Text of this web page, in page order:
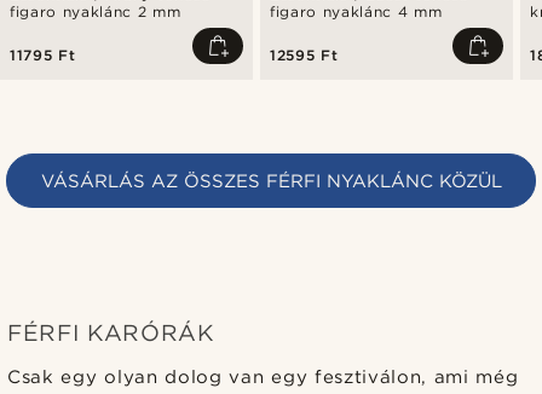
figaro nyaklánc 2 mm
11795 Ft
figaro nyaklánc 4 mm
12595 Ft
VÁSÁRLÁS AZ ÖSSZES FÉRFI NYAKLÁNC KÖZÜL
FÉRFI KARÓRÁK
Csak egy olyan dolog van egy fesztiválon, ami még